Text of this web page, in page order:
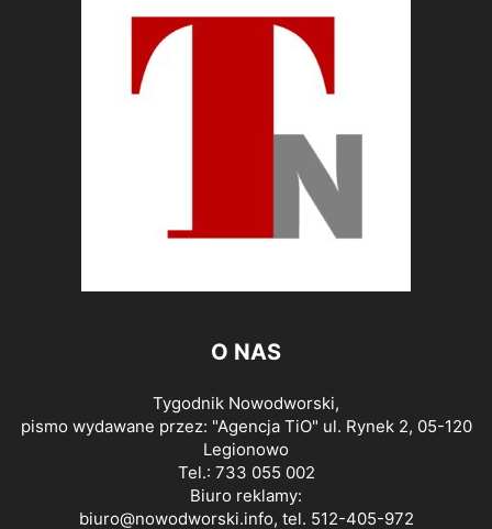
O NAS
Tygodnik Nowodworski,
pismo wydawane przez: "Agencja TiO" ul. Rynek 2, 05-120
Legionowo
Tel.: 733 055 002
Biuro reklamy:
biuro@nowodworski.info, tel. 512-405-972